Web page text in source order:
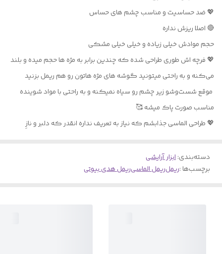
💖 ضد حساسیت و مناسب چشم های حساس
🔴 اصلا ریزش نداره
حجم موادش خیلی زیاده و خیلی خیلی مشکی
💖 فرچه اش طوری طراحی شده که چندین برابر به مژه ها حجم میده و بلند
می‌کنه و به راحتی میتونید گوشه های مژه هاتون رو هم ریمل بزنید
موقع شست‌وشو زیر چشم رو سیاه نمیکنه و به راحتی با مواد شوینده
مناسب صورت پاک‌ میشه 🥰
💖 طراحی الماسی جذابشم که نیاز به تعریف نداره انقدر که دلبر و نازِ
دسته‌بندی:ابزار آرایشی
برچسب‌ها :ریملریمل الماسیریمل هدی بیوتی